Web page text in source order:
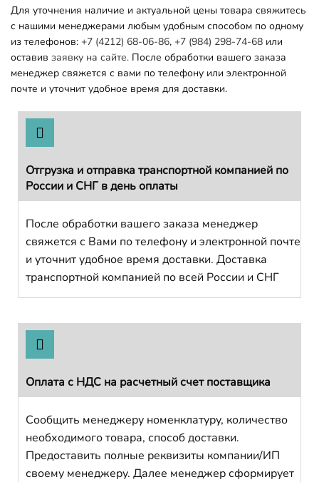
Для уточнения наличие и актуальной цены товара свяжитесь
с нашими менеджерами любым удобным способом по одному
из телефонов: +7 (4212) 68-06-86, +7 (984) 298-74-68 или
оставив заявку на сайте. После обработки вашего заказа
менеджер свяжется с вами по телефону или электронной
почте и уточнит удобное время для доставки.
Отгрузка и отправка транспортной компанией по
России и СНГ в день оплаты
После обработки вашего заказа менеджер
свяжется с Вами по телефону и электронной почте
и уточнит удобное время доставки. Доставка
транспортной компанией по всей России и СНГ
Оплата с НДС на расчетный счет поставщика
Сообщить менеджеру номенклатуру, количество
необходимого товара, способ доставки.
Предоставить полные реквизиты компании/ИП
своему менеджеру. Далее менеджер сформирует